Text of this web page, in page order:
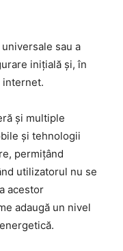
sau a
inițială și, în
internet.
și multiple
și tehnologii
permițând
utilizatorul nu se
acestor
adaugă un nivel